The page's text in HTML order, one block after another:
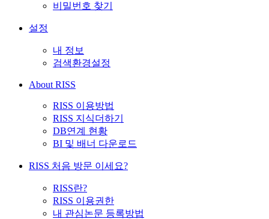
비밀번호 찾기
설정
내 정보
검색환경설정
About RISS
RISS 이용방법
RISS 지식더하기
DB연계 현황
BI 및 배너 다운로드
RISS 처음 방문 이세요?
RISS란?
RISS 이용권한
내 관심논문 등록방법